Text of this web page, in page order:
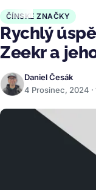
ČÍNSKÉ ZNAČKY
Rychlý
Zeekr a
Daniel Česák
4 Prosinec, 2024 ·